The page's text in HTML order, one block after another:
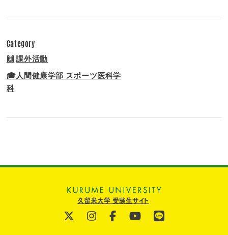
Category
🙌課外活動
🎓人間健康学部 スポーツ医科学
科
久留米大学 受験生サイト